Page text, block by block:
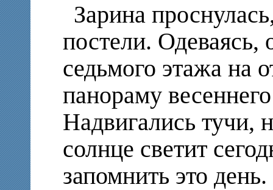
Зарина
постели. Одеваясь,
седьмого этажа на
панораму
Надвигались тучи,
солнце светит
запомнить это день.